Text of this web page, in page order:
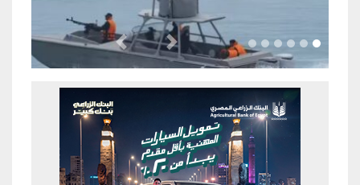
Previous Next